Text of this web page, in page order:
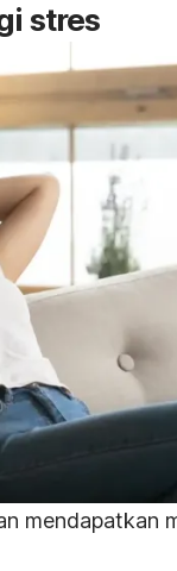
stres
mendapatkan